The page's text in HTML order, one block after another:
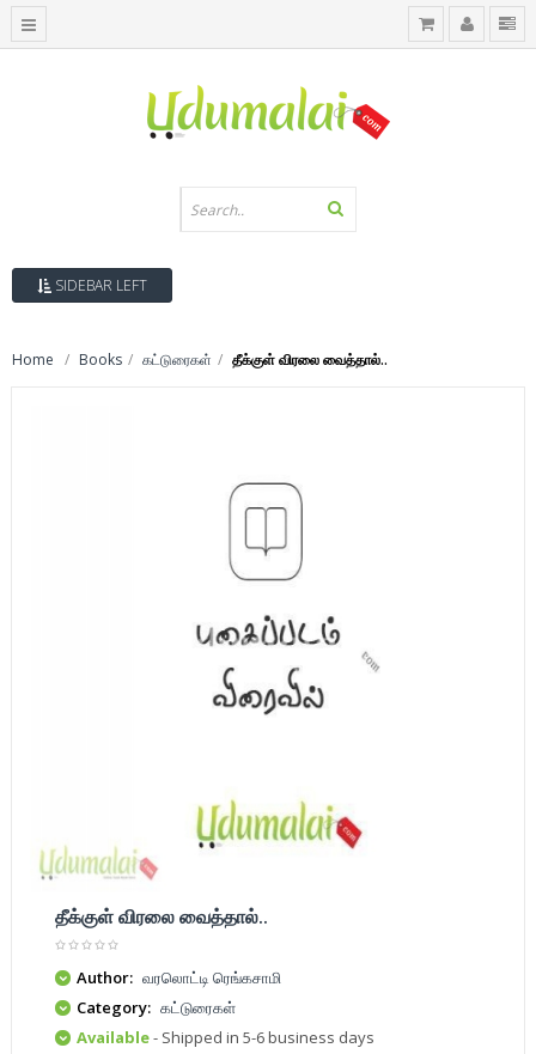
SIDEBAR LEFT
Home Books கட்டுரைகள் தீக்குள் விரலை வைத்தால்..
தீக்குள் விரலை வைத்தால்..
Author: வரலொட்டி ரெங்கசாமி
Category: கட்டுரைகள்
Available- Shipped in 5-6 business days